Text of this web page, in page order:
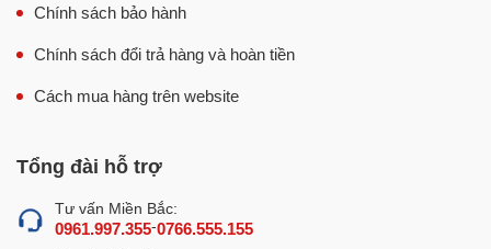
Chính sách bảo hành
Chính sách đổi trả hàng và hoàn tiền
Cách mua hàng trên website
Tổng đài hỗ trợ
Tư vấn Miền Bắc:
0961.997.355-0766.555.155